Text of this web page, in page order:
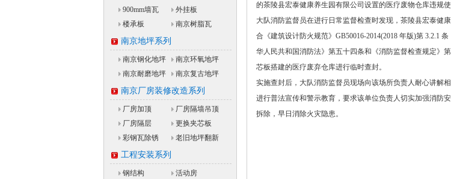
900mm墙瓦
外挂板
楼承板
南京树脂瓦
南京地坪系列
南京钢化地坪
南京环氧地坪
南京耐磨地坪
南京复古地坪
南京厂房装修改造系列
厂房加顶
厂房隔墙吊顶
厂房隔层
更换夹芯板
彩钢瓦除锈
老旧地坪翻新
工程安装系列
钢结构
活动房
的茶陵县宏泰健康养生园有限公司设置的医疗废物仓库违规
大队消防监督员在进行日常监督检查时发现，茶陵县宏泰健
合《建筑设计防火规范》GB50016-2014(2018 年版)第 3.2.1
华人民共和国消防法》第五十四条和《消防监督检查规定》
芯板搭建的医疗废弃仓库进行临时查封。
实施查封后，大队消防监督员现场向该场所负责人耐心讲解
进行普法宣传和警示教育，要求该单位负责人切实加强消防
拆除，早日消除火灾隐患。